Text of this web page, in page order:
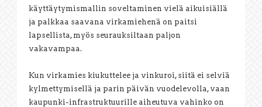
käyttäytymismallin soveltaminen vielä aikuisiällä
ja palkkaa saavana virkamiehenä on paitsi
lapsellista, myös seurauksiltaan paljon
vakavampaa.
Kun virkamies kiukuttelee ja vinkuroi, siitä ei selviä
kylmettymisellä ja parin päivän vuodelevolla, vaan
kaupunki-infrastruktuurille aiheutuva vahinko on